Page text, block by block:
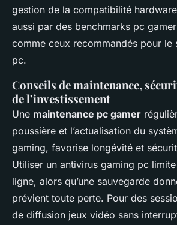
gestion de la compatibilité
aussi par des benchmarks pc
comme ceux recommandés pour le
pc.
Conseils de maintenance,
de l’investissement
Une maintenance pc gamer
poussière et l’actualisation du
gaming, favorise longévité et
Utiliser un antivirus gaming pc
ligne, alors qu’une sauvegarde
prévient toute perte. Pour des
de diffusion jeux vidéo sans